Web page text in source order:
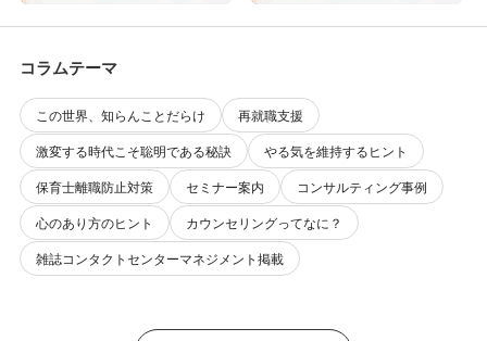
コラムテーマ
この世界、知らんことだらけ
再就職支援
激変する時代こそ聡明である秘訣
やる気を維持するヒント
保育士離職防止対策
セミナー案内
コンサルティング事例
心のあり方のヒント
カウンセリングってなに？
雑誌コンタクトセンターマネジメント掲載